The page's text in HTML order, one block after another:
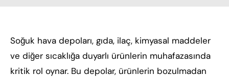
Soğuk hava depoları, gıda, ilaç, kimyasal maddeler
ve diğer sıcaklığa duyarlı ürünlerin muhafazasında
kritik rol oynar. Bu depolar, ürünlerin bozulmadan